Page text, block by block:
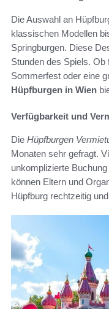
Die Auswahl an
klassischen Modellen
Springburgen. Diese
Stunden des Spiels. Ob
Sommerfest oder eine
Hüpfburgen in Wien
Verfügbarkeit und
Die Hüpfburgen
Monaten sehr gefragt.
unkomplizierte
können Eltern und
Hüpfburg rechtzeitig